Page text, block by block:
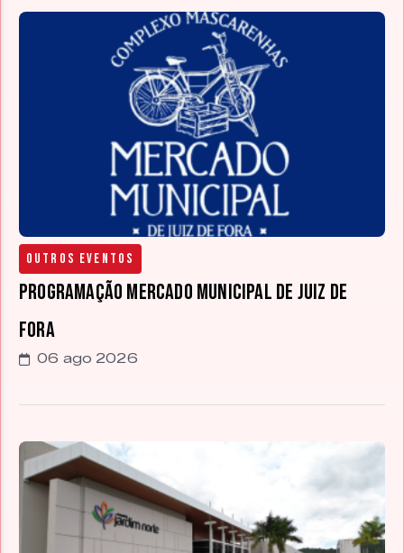
Outros Eventos
Programação Mercado Municipal de Juiz de
Fora
06 ago 2026